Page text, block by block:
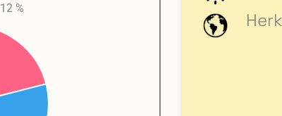
12 %